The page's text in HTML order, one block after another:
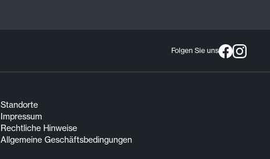
Folgen Sie uns
Standorte
Impressum
Rechtliche Hinweise
Allgemeine Geschäftsbedingungen